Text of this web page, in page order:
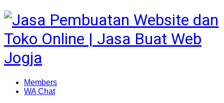
Members
WA Chat